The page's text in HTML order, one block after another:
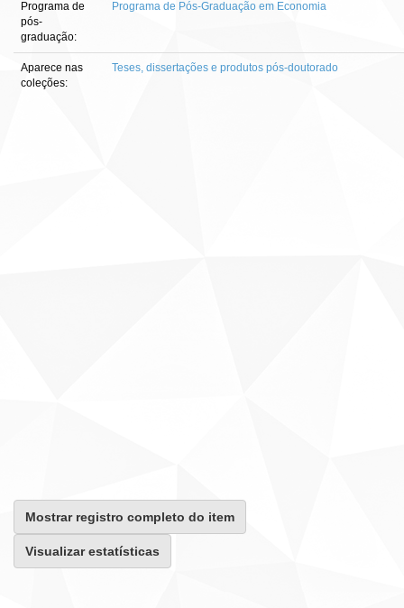
Programa de
pós-
graduação:
Programa de Pós-Graduação em Economia
Aparece nas
coleções:
Teses, dissertações e produtos pós-doutorado
Mostrar registro completo do item
Visualizar estatísticas